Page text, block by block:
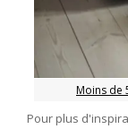
Moins de
Pour plus